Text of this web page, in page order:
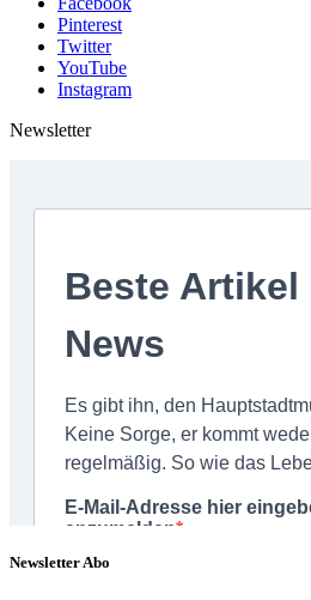
Pinterest
Twitter
YouTube
Instagram
Newsletter
Newsletter Abo